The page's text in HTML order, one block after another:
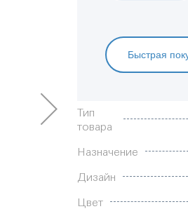
Быстрая
Характеристики
Тип
товара
Назначение
Дизайн
Цвет